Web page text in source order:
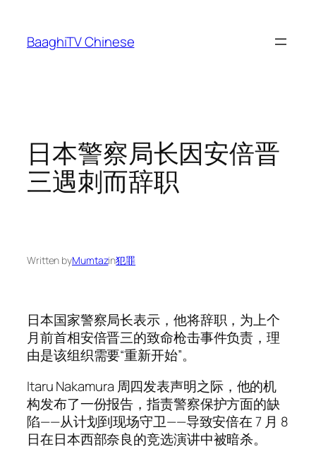
content
BaaghiTV Chinese
日本警察局长因安倍晋
三遇刺而辞职
Written byMumtazin犯罪
日本国家警察局长表示，他将辞职，为上个
月前首相安倍晋三的致命枪击事件负责，理
由是该组织需要“重新开始”。
Itaru Nakamura 周四发表声明之际，他的机
构发布了一份报告，指责警察保护方面的缺
陷——从计划到现场守卫——导致安倍在 7 月 8
日在日本西部奈良的竞选演讲中被暗杀。